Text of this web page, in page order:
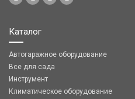
Каталог
Автогаражное оборудование
Все для сада
Инструмент
Климатическое оборудование